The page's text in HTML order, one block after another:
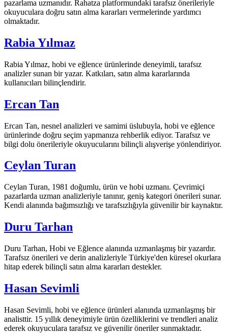
pazarlama uzmanıdır. Rahatza platformundaki tarafsız önerileriyle
okuyuculara doğru satın alma kararları vermelerinde yardımcı
olmaktadır.
Rabia Yılmaz
Rabia Yılmaz, hobi ve eğlence ürünlerinde deneyimli, tarafsız
analizler sunan bir yazar. Katkıları, satın alma kararlarında
kullanıcıları bilinçlendirir.
Ercan Tan
Ercan Tan, nesnel analizleri ve samimi üslubuyla, hobi ve eğlence
ürünlerinde doğru seçim yapmanıza rehberlik ediyor. Tarafsız ve
bilgi dolu önerileriyle okuyucularını bilinçli alışverişe yönlendiriyor.
Ceylan Turan
Ceylan Turan, 1981 doğumlu, ürün ve hobi uzmanı. Çevrimiçi
pazarlarda uzman analizleriyle tanınır, geniş kategori önerileri sunar.
Kendi alanında bağımsızlığı ve tarafsızlığıyla güvenilir bir kaynaktır.
Duru Tarhan
Duru Tarhan, Hobi ve Eğlence alanında uzmanlaşmış bir yazardır.
Tarafsız önerileri ve derin analizleriyle Türkiye'den küresel okurlara
hitap ederek bilinçli satın alma kararları destekler.
Hasan Sevimli
Hasan Sevimli, hobi ve eğlence ürünleri alanında uzmanlaşmış bir
analisttir. 15 yıllık deneyimiyle ürün özelliklerini ve trendleri analiz
ederek okuyuculara tarafsız ve güvenilir öneriler sunmaktadır.